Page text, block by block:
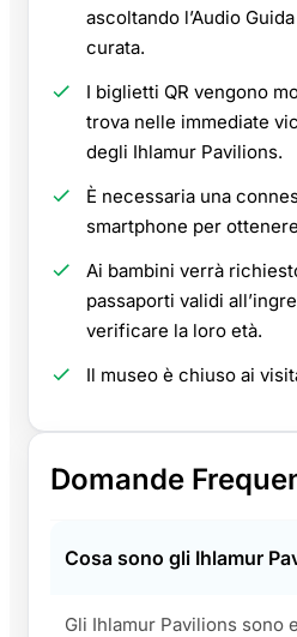
ascoltando l’Audio
curata.
I biglietti QR vengono
trova nelle immediate
degli Ihlamur Pavilions.
È necessaria una
smartphone per
Ai bambini verrà
passaporti validi
verificare la loro età.
Il museo è chiuso ai
Domande
Cosa sono gli Ihlamur
Gli Ihlamur Pavilions sono